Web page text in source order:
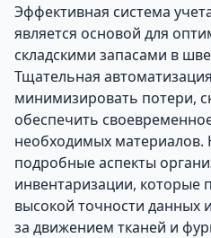
Эффективная система
является основой для
складскими запасами в
Тщательная
минимизировать потери,
обеспечить
необходимых
подробные аспекты
инвентаризации, которые
высокой точности данных
за движением тканей и